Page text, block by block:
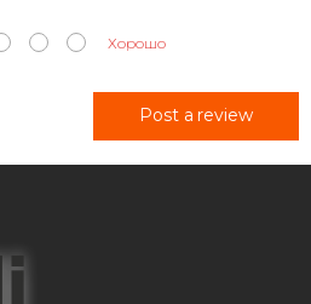
Хорошо
Post a review